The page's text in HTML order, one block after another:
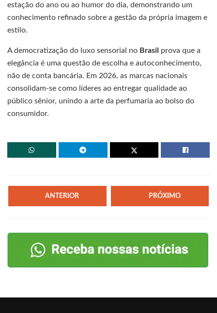
estação do ano ou ao humor do dia, demonstrando um
conhecimento refinado sobre a gestão da própria imagem e
estilo.
A democratização do luxo sensorial no Brasil prova que a
elegância é uma questão de escolha e autoconhecimento,
não de conta bancária. Em 2026, as marcas nacionais
consolidam-se como líderes ao entregar qualidade ao
público sênior, unindo a arte da perfumaria ao bolso do
consumidor.
ANTERIOR PRÓXIMO